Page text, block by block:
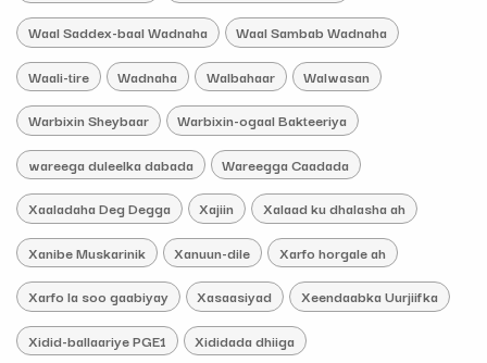
Waal Saddex-baal Wadnaha Waal Sambab Wadnaha
Waali-tire Wadnaha Walbahaar Walwasan
Warbixin Sheybaar Warbixin-ogaal Bakteeriya
wareega duleelka dabada Wareegga Caadada
Xaaladaha Deg Degga Xajiin Xalaad ku dhalasha ah
Xanibe Muskarinik Xanuun-dile Xarfo horgale ah
Xarfo la soo gaabiyay Xasaasiyad Xeendaabka Uurjiifka
Xidid-ballaariye PGE1 Xididada dhiiga